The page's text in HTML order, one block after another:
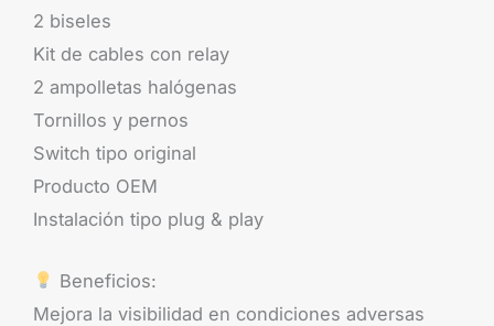
2 biseles
Kit de cables con relay
2 ampolletas halógenas
Tornillos y pernos
Switch tipo original
Producto OEM
Instalación tipo plug & play
Beneficios:
Mejora la visibilidad en condiciones adversas